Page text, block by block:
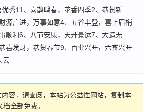
秀11、喜鹊鸣春，花香四季2、恭贺新
源广进，万事如意4、五谷丰登，喜上眉梢
顺利6、八节安康，天开景运7、大造无
喜发财，恭贺春节9、百业兴旺，六畜兴旺
云
容，请查阅，本站为公益性网站，复制本
全部免费。